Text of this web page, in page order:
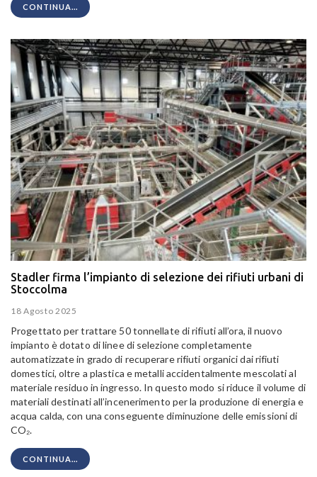
CONTINUA...
Stadler firma l’impianto di selezione dei rifiuti urbani di
Stoccolma
18 Agosto 2025
Progettato per trattare 50 tonnellate di rifiuti all’ora, il nuovo
impianto è dotato di linee di selezione completamente
automatizzate in grado di recuperare rifiuti organici dai rifiuti
domestici, oltre a plastica e metalli accidentalmente mescolati al
materiale residuo in ingresso. In questo modo si riduce il volume di
materiali destinati all’incenerimento per la produzione di energia e
acqua calda, con una conseguente diminuzione delle emissioni di
CO₂.
CONTINUA...